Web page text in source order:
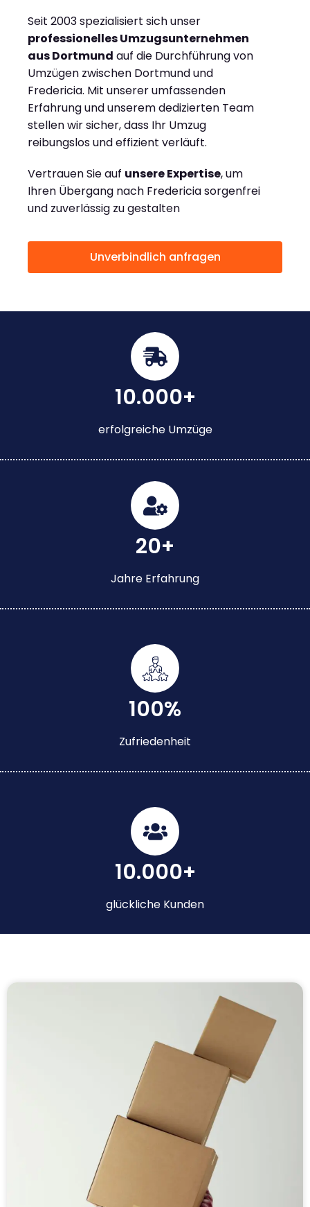
Seit 2003 spezialisiert sich unser
professionelles Umzugsunternehmen
aus Dortmund auf die Durchführung von
Umzügen zwischen Dortmund und
Fredericia. Mit unserer umfassenden
Erfahrung und unserem dedizierten Team
stellen wir sicher, dass Ihr Umzug
reibungslos und effizient verläuft.
Vertrauen Sie auf unsere Expertise, um
Ihren Übergang nach Fredericia sorgenfrei
und zuverlässig zu gestalten
Unverbindlich anfragen
10.000+
erfolgreiche Umzüge
20+
Jahre Erfahrung
100%
Zufriedenheit
10.000+
glückliche Kunden